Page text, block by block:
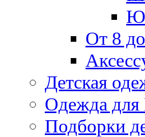
От 8
Детская
Одежда
Подборки